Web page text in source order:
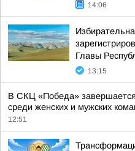
14:06
Главы
13:15
В СКЦ «Победа»
среди женских и мужских
12:51